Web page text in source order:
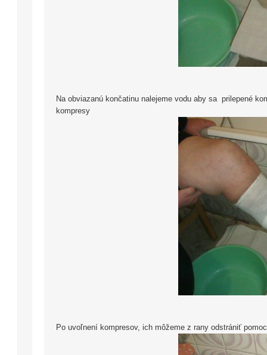
Na obviazanú končatinu nalejeme vodu aby sa prilepené
kompresy
Po uvoľnení kompresov, ich môžeme z rany odstrániť